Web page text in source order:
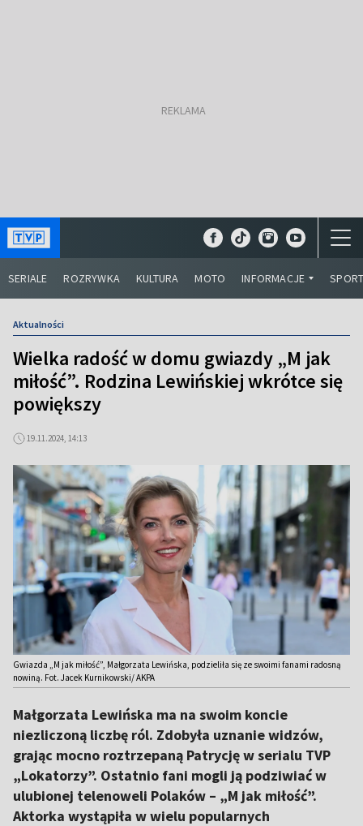
SERIALE ROZRYWKA KULTURA MOTO INFORMACJE
Aktualności
Wielka radość w domu gwiazdy „M jak
miłość”. Rodzina Lewińskiej wkrótce się
powiększy
19.11.2024, 14:13
Gwiazda „M jak miłość”, Małgorzata Lewińska, podzieliła się ze swoimi fanami radosną
nowiną. Fot. Jacek Kurnikowski/ AKPA
Małgorzata Lewińska ma na swoim koncie
niezliczoną liczbę ról. Zdobyła uznanie widzów,
grając mocno roztrzepaną Patrycję w serialu TVP
„Lokatorzy”. Ostatnio fani mogli ją podziwiać w
ulubionej telenoweli Polaków – „M jak miłość”.
Aktorka wystąpiła w wielu popularnych